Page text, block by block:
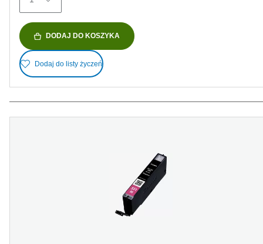
DODAJ DO KOSZYKA
Dodaj do listy życzeń